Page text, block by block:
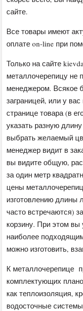
сайте.
Все товары имеют
оплате on-line при
Только на сайте
металлочерепицу не
менеджером. Всякое
заграницей, или у
странице товара (в
указать разную
выбрать желаемый
менеджер видит в
вы видите общую,
за один метр
цены
изготовлению длины
часто встречаются)
корзину. При этом
наиболее
можно изготовить,
К металлочерепице
комплектующих
как теплоизоляция,
водосточные